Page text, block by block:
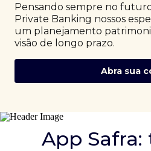
Pensando sempre no
Private Banking nossos
um planejamento
visão de longo prazo.
Abra sua
App Safra: